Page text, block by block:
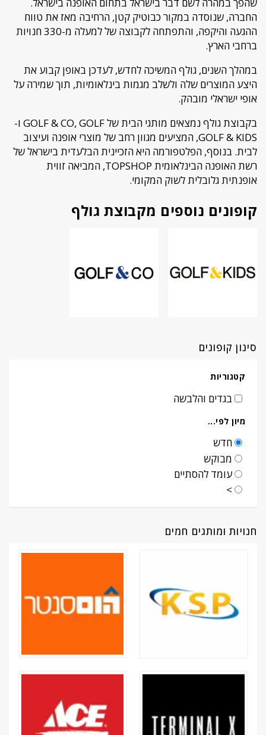
החברה, שנוסדה במקור כבוטיק קטן, הרחיבה מאז את טווח
ההגעה והיקפה, והתפתחה לקבוצה של למעלה מ-330 חנויות
ברחבי הארץ.
במהלך השנים, גולף המשיכה לחדש, לעדכן באופן קבוע את
היצע המוצרים שלה ולשלב מגמות בינלאומיות, תוך שמירה על
אופי ישראלי מובהק.
בקבוצת גולף נמצאים מותגי הבית של GOLF & CO, GOLF ו-
GOLF & KIDS, המציעים מגוון רחב של מוצרי אופנה ועיצוב
לבית. בנוסף, הפלטפורמה היא הזכיינית הבלעדית בישראל של
רשת האופנה הבינלאומית TOPSHOP, המביאה זווית
אופנתית גלובלית לשוק המקומי.
קופונים נוספים מקבוצת גולף
סינון קופונים
קטגוריות
בגדים והלבשה
מיון לפי...
חדש
מבוקש
עומד להסתיים
>
חנויות ומותגים חמים